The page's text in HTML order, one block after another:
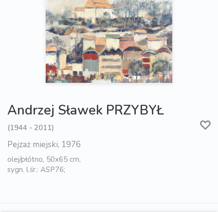
Andrzej Sławek PRZYBYŁ
(1944 - 2011)
Pejzaż miejski, 1976
olej/płótno, 50x65 cm,
sygn. l.śr.: ASP76;